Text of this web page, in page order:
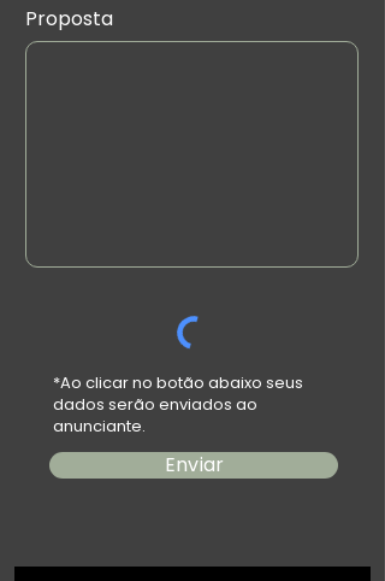
Proposta
*Ao clicar no botão abaixo seus
dados serão enviados ao
anunciante.
Enviar